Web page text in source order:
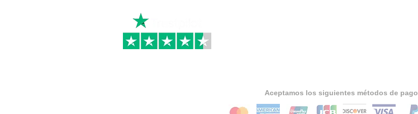
Aceptamos los siguientes métodos de pago